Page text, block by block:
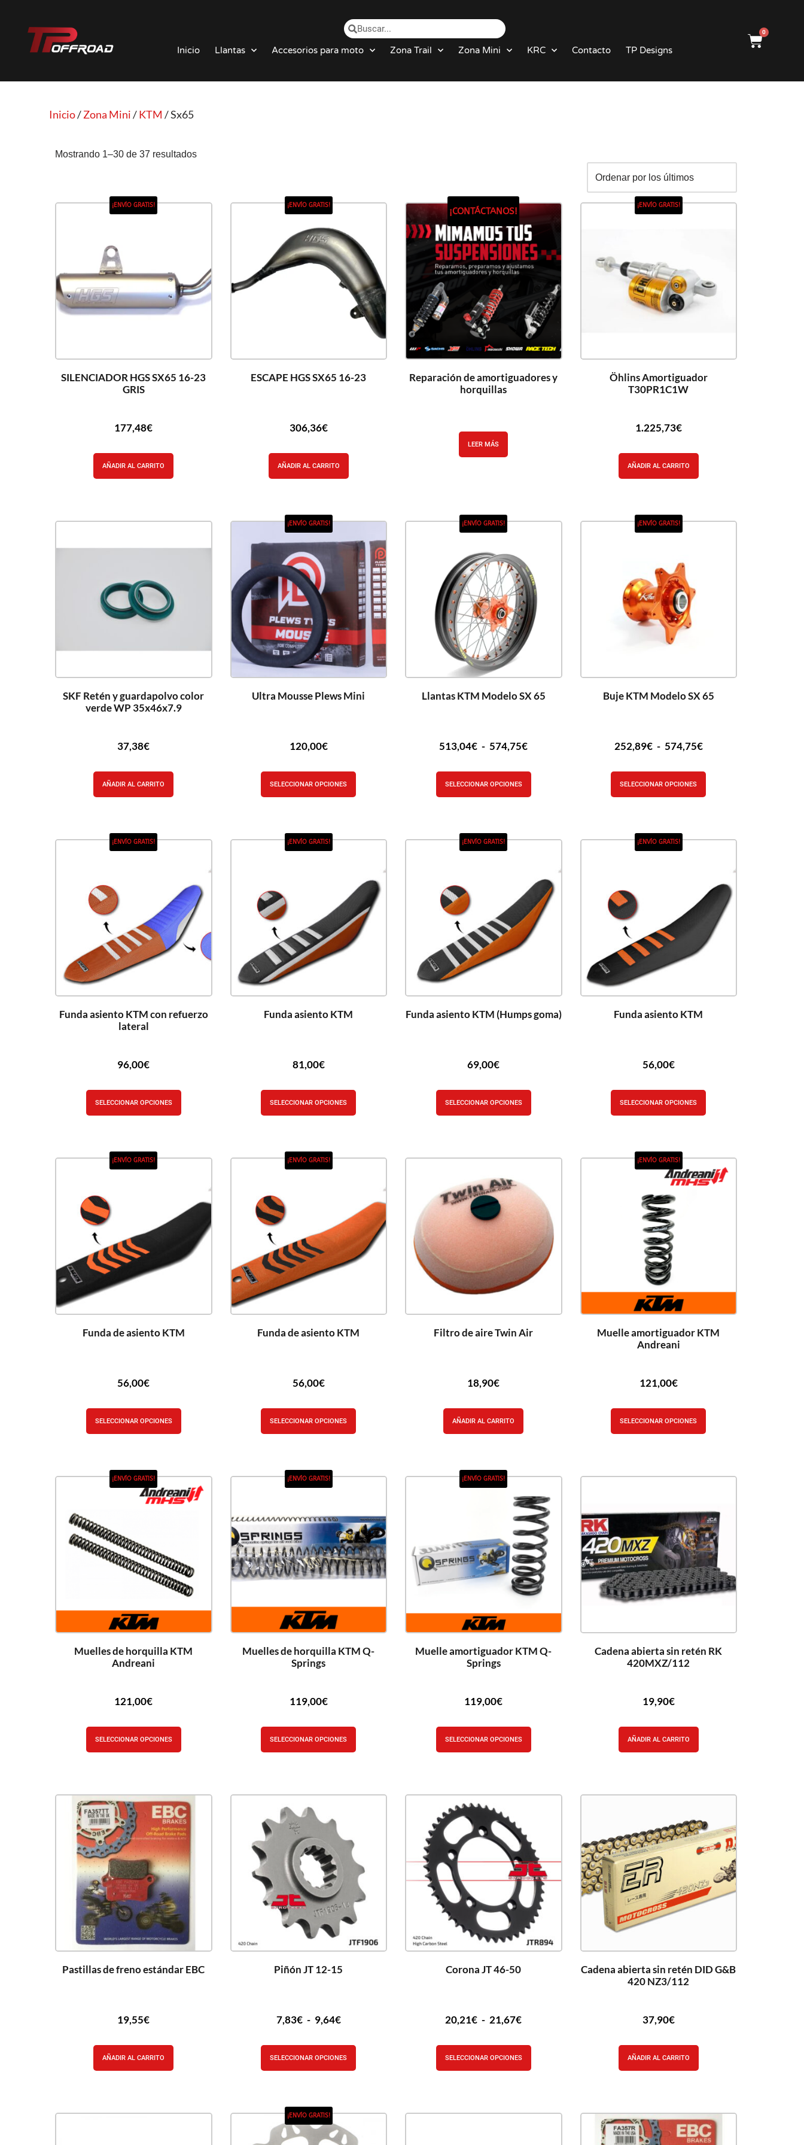
Saltar
Inicio Llantas Accesorios para moto Zona Trail Zona Mini KRC Contacto TP Designs
0
Inicio/Zona Mini/KTM / Sx65
Mostrando 1–30 de 37 resultados
¡ENVÍO GRATIS!
SILENCIADOR HGS SX65 16-23
GRIS
177,48€
AÑADIR AL CARRITO
¡ENVÍO GRATIS!
ESCAPE HGS SX65 16-23
306,36€
AÑADIR AL CARRITO
¡CONTÁCTANOS!
Reparación de amortiguadores y
horquillas
LEER MÁS
¡ENVÍO GRATIS!
Öhlins Amortiguador
T30PR1C1W
1.225,73€
AÑADIR AL CARRITO
SKF Retén y guardapolvo color
verde WP 35x46x7.9
37,38€
AÑADIR AL CARRITO
¡ENVÍO GRATIS!
Ultra Mousse Plews Mini
120,00€
SELECCIONAR OPCIONES
¡ENVÍO GRATIS!
Llantas KTM Modelo SX 65
513,04€ - 574,75€
SELECCIONAR OPCIONES
¡ENVÍO GRATIS!
Buje KTM Modelo SX 65
252,89€ - 574,75€
SELECCIONAR OPCIONES
¡ENVÍO GRATIS!
Funda asiento KTM con refuerzo
lateral
96,00€
SELECCIONAR OPCIONES
¡ENVÍO GRATIS!
Funda asiento KTM
81,00€
SELECCIONAR OPCIONES
¡ENVÍO GRATIS!
Funda asiento KTM (Humps goma)
69,00€
SELECCIONAR OPCIONES
¡ENVÍO GRATIS!
Funda asiento KTM
56,00€
SELECCIONAR OPCIONES
¡ENVÍO GRATIS!
Funda de asiento KTM
56,00€
SELECCIONAR OPCIONES
¡ENVÍO GRATIS!
Funda de asiento KTM
56,00€
SELECCIONAR OPCIONES
Filtro de aire Twin Air
18,90€
AÑADIR AL CARRITO
¡ENVÍO GRATIS!
Muelle amortiguador KTM
Andreani
121,00€
SELECCIONAR OPCIONES
¡ENVÍO GRATIS!
Muelles de horquilla KTM
Andreani
121,00€
SELECCIONAR OPCIONES
¡ENVÍO GRATIS!
Muelles de horquilla KTM Q-
Springs
119,00€
SELECCIONAR OPCIONES
¡ENVÍO GRATIS!
Muelle amortiguador KTM Q-
Springs
119,00€
SELECCIONAR OPCIONES
Cadena abierta sin retén RK
420MXZ/112
19,90€
AÑADIR AL CARRITO
Pastillas de freno estándar EBC
19,55€
AÑADIR AL CARRITO
Piñón JT 12-15
7,83€ - 9,64€
SELECCIONAR OPCIONES
Corona JT 46-50
20,21€ - 21,67€
SELECCIONAR OPCIONES
Cadena abierta sin retén DID G&B
420 NZ3/112
37,90€
AÑADIR AL CARRITO
¡ENVÍO GRATIS!